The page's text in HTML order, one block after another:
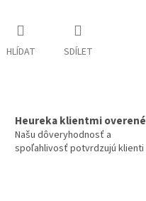
HLÍDAT SDÍLET
Heureka klientmi overené
Našu dôveryhodnosť a
spoľahlivosť potvrdzujú klienti